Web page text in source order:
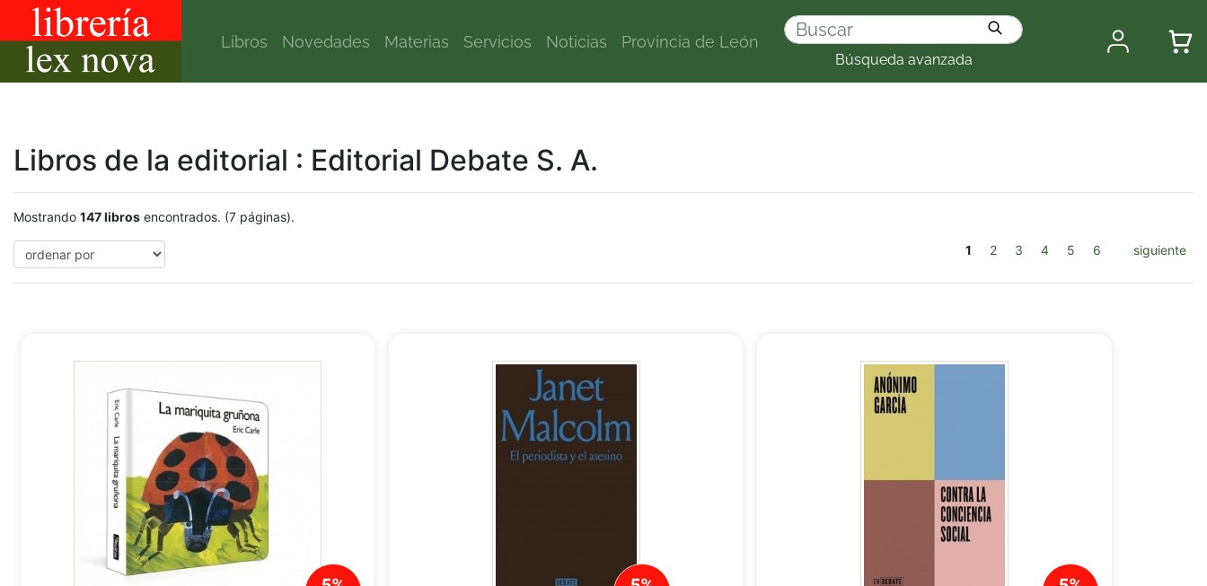
Libros Novedades Materias Servicios Noticias Provincia de León
Búsqueda avanzada
Libros de la editorial : Editorial Debate S. A.
Mostrando 147 libros encontrados. (7 páginas).
1 2 3 4 5 6 siguiente